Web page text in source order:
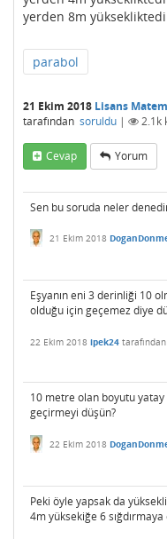
yerden 8m
parabol
21 Ekim 2018 Lisans
tarafından soruldu | 2.1k
Cevap Yorum
Sen bu soruda neler
21 Ekim 2018
Eşyanın eni 3 derinliği 10
olduğu için geçemez diye
22 Ekim 2018 ipek24 tarafından
10 metre olan boyutu yatay
geçirmeyi düşün?
22 Ekim 2018
Peki öyle yapsak da
4m yüksekiğe 6